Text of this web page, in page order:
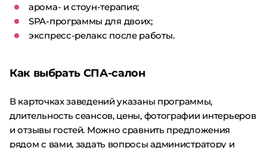
арома- и стоун-терапия;
SPA-программы для двоих;
экспресс-релакс после работы.
Как выбрать СПА-салон
В карточках заведений указаны программы,
длительность сеансов, цены, фотографии интерьеров
и отзывы гостей. Можно сравнить предложения
рядом с вами, задать вопросы администратору и